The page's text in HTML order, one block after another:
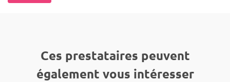
Ces prestataires peuvent
également vous intéresser